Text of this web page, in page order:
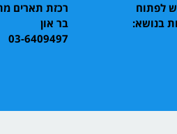
לפתוח
בנושא:
רכזת תארים
בר און
03-6409497